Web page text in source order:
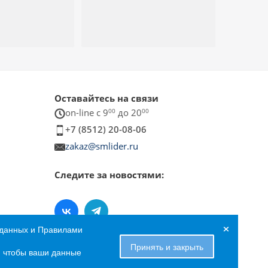
Оставайтесь на связи
on-line c 900 до 2000
+7 (8512) 20-08-06
zakaz@smlider.ru
Следите за новостями:
и Правилами
чтобы ваши данные
Принять и закрыть
×